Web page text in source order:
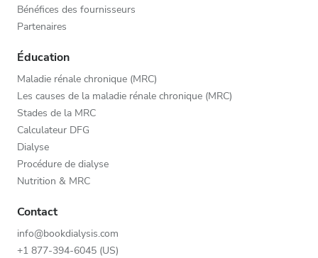
Bénéfices des fournisseurs
Partenaires
Éducation
Maladie rénale chronique (MRC)
Les causes de la maladie rénale chronique (MRC)
Stades de la MRC
Calculateur DFG
Dialyse
Procédure de dialyse
Nutrition & MRC
Contact
info@bookdialysis.com
+1 877-394-6045 (US)